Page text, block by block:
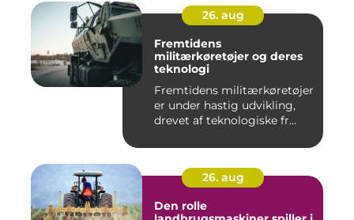
26. aug
Fremtidens
militærkøretøjer og deres
teknologi
Fremtidens militærkøretøjer
er under hastig udvikling,
drevet af teknologiske fr...
26. aug
Den rolle